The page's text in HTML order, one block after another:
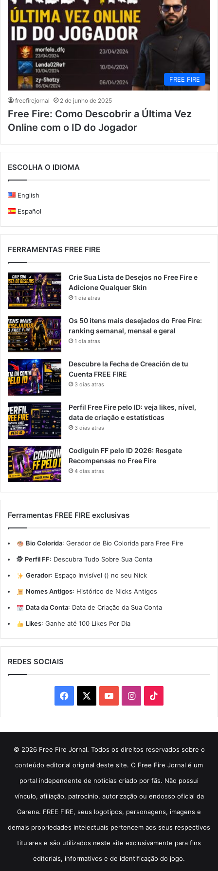
FREE FIRE
freefirejornal 2 de junho de 2025
Free Fire: Como Descobrir a Última Vez
Online com o ID do Jogador
ESCOLHA O IDIOMA
English
Español
FERRAMENTAS FREE FIRE
Crie Sua Lista de Desejos no Free Fire e
Adicione Qualquer Skin
1 dia atras
Os 50 itens mais desejados do Free Fire:
ranking semanal, mensal e geral
1 dia atras
Descubre la Fecha de Creación de tu
Cuenta FREE FIRE
3 dias atras
Perfil Free Fire pelo ID: veja likes, nível,
data de criação e estatísticas
3 dias atras
Codiguin FF pelo ID 2026: Resgate
Recompensas no Free Fire
4 dias atras
Ferramentas FREE FIRE exclusivas
Bio Colorida: Gerador de Bio Colorida para Free Fire
🕵️ Perfil FF: Descubra Tudo Sobre Sua Conta
Gerador: Espaço Invisível (ㅤ) no seu Nick
Nomes Antigos: Histórico de Nicks Antigos
Data da Conta: Data de Criação da Sua Conta
Likes: Ganhe até 100 Likes Por Dia
REDES SOCIAIS
Facebook YouTubeInstagram
© 2026 Free Fire Jornal. Todos os direitos reservados sobre o
conteúdo editorial original deste site. O Free Fire Jornal é um
portal independente de notícias criado por fãs. Não possui
vínculo, afiliação, patrocínio, autorização ou endosso oficial da
Garena. FREE FIRE, seus logotipos, personagens, imagens e
demais propriedades intelectuais pertencem aos seus respectivos
titulares e são utilizados neste site exclusivamente para fins
editoriais, informativos e de identificação do jogo.